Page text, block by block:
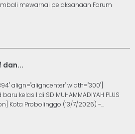
mewarnai pelaksanaan Forum
dan...
align="aligncenter" width="300"]
kelas 1 di SD MUHAMMADIYAH PLUS
Kota Probolinggo (13/7/2026) -...